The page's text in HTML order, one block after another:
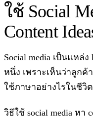
ใช้ Social
Content
Social media เป็นแหล่
หนึ่ง เพราะเห็นว่าลูกค้
ใช้ภาษาอย่างไรในชีวิ
วิธีใช้ social media หา